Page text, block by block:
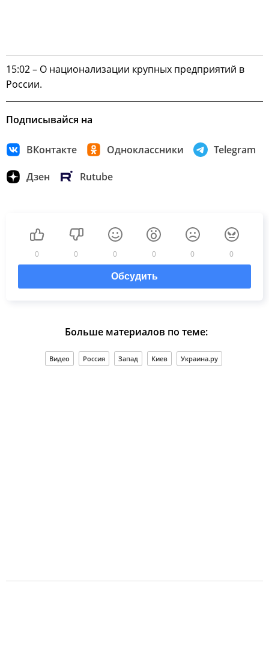
15:02 – О национализации крупных предприятий в
России.
Подписывайся на
ВКонтакте Одноклассники Telegram
Дзен Rutube
0 0 0 0 0 0
Обсудить
Больше материалов по теме:
Видео Россия Запад Киев Украина.ру